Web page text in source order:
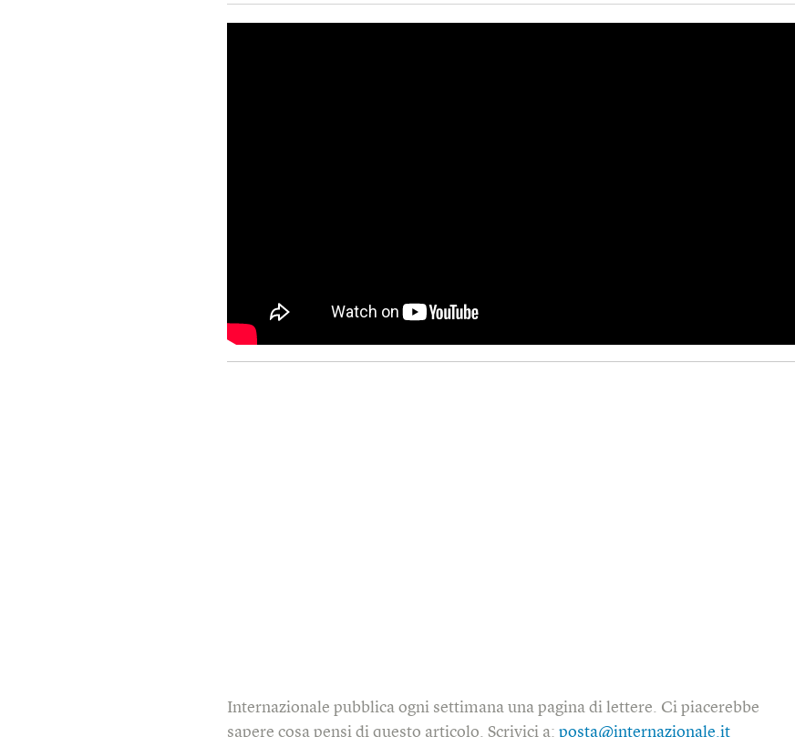
Internazionale pubblica ogni settimana una pagina di lettere. Ci piacerebbe
sapere cosa pensi di questo articolo. Scrivici a:posta@internazionale.it